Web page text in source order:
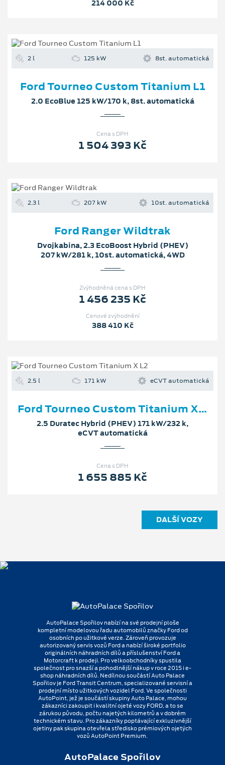
214 000 Kč
2 l 125 kW 8st. automatická
Ford Tourneo Custom Titanium L1
2.0 EcoBlue 125 kW/170 k, 8st. automatická
Cena s DPH
1 504 393 Kč
2.3 l 207 kW 10st. automatická
Ford Ranger Wildtrak
Dvojkabina, 2.3 EcoBoost Hybrid (PHEV)
207 kW/281 k, 10st. automatická, 4WD
Zvýhodněná cena s DPH
1 456 235 Kč
Cenové zvýhodnění
388 410 Kč
2.5 l 171 kW eCVT automatická
Ford Tourneo Custom Titanium X L2
2.5 Duratec Hybrid (PHEV) 171 kW/232 k,
eCVT automatická
Cena s DPH
1 655 885 Kč
DALŠÍ VOZY
AutoPalace Spořilov nabízí na své prodejní ploše
kompletní modelovou řadu automobilů značky Ford od
osobních po užitkové verze. Zároveň provozuje
autorizovaný servis vozů Ford a nabízí široké portfolio
originálních náhradních dílů a příslušenství Ford a
Motorcraft k prodeji. Pro velkoobchodníky spustila
společnost pro snazší a pohodlnější nákup v roce 2015 i e-
shop náhradních dílů. Nedílnou součástí Auto Palace
Spořilov je Ford Transit Centrum, specializované servisní a
prodejní místo užitkových vozidel Ford. Ve společnosti
AutoPoint, jež je součástí skupiny Auto Palace, mohou
zákazníci zakoupit i kvalitní ojeté vozy FORD, a to se
zárukou původu, počtu najetých kilometrů a v dobrém
technickém stavu. Pro zákazníky poptávající exkluzivnější
ojetiny pak skupina otevřela středisko prémiových ojetých
vozů AutoPoint Premium.
AutoPalace Spořilov